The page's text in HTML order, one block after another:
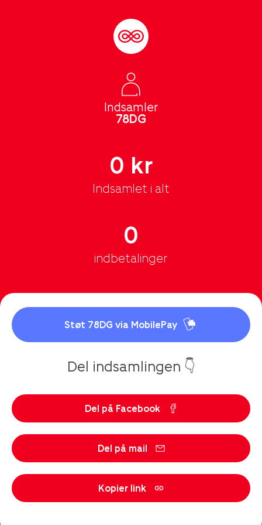
Indsamler
78DG
0 kr
Indsamlet i alt
0
indbetalinger
Støt 78DG via MobilePay
Del indsamlingen 👇
Del på Facebook
Del på mail
Kopier link